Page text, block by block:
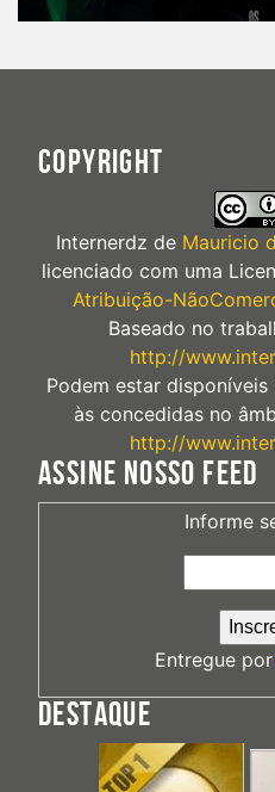
COPYRIGHT
Internerdz de Mauricio
licenciado com uma
Atribuição-
Baseado no
http://
Podem estar
às concedidas no
http://
ASSINE NOSSO FEED
Informe
Entregue por
DESTAQUE